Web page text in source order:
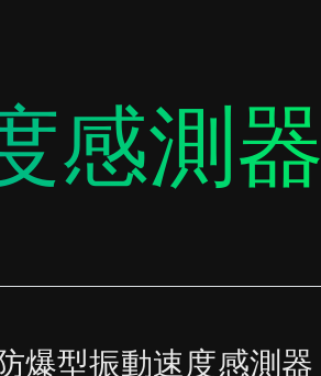
感測器
爆型振動速度感測器